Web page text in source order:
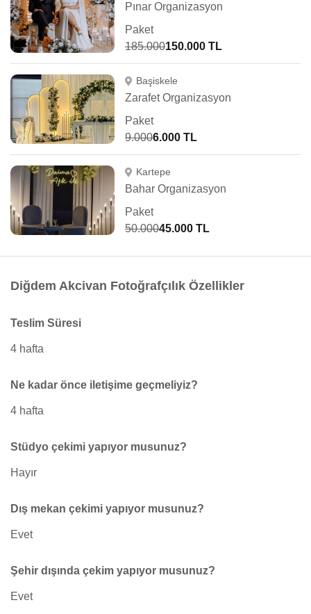
Pınar Organizasyon
Paket
185.000150.000 TL
Başiskele
Zarafet Organizasyon
Paket
9.0006.000 TL
Kartepe
Bahar Organizasyon
Paket
50.00045.000 TL
Diğdem Akcivan Fotoğrafçılık Özellikler
Teslim Süresi
4 hafta
Ne kadar önce iletişime geçmeliyiz?
4 hafta
Stüdyo çekimi yapıyor musunuz?
Hayır
Dış mekan çekimi yapıyor musunuz?
Evet
Şehir dışında çekim yapıyor musunuz?
Evet